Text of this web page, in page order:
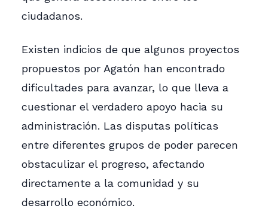
ciudadanos.
Existen indicios de que algunos proyectos
propuestos por Agatón han encontrado
dificultades para avanzar, lo que lleva a
cuestionar el verdadero apoyo hacia su
administración. Las disputas políticas
entre diferentes grupos de poder parecen
obstaculizar el progreso, afectando
directamente a la comunidad y su
desarrollo económico.